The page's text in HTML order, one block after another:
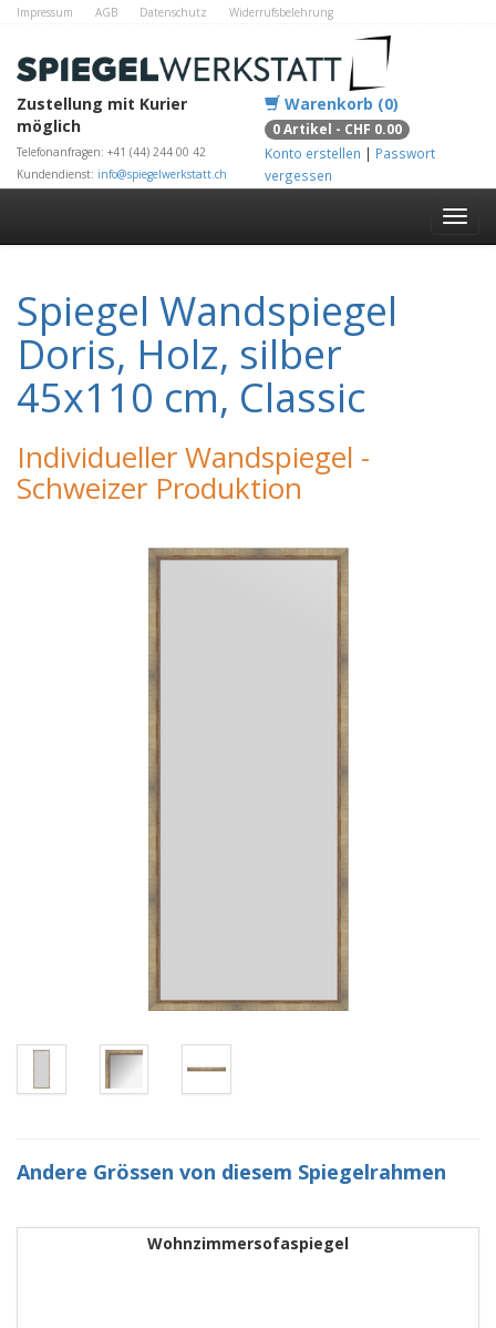
Impressum AGB Datenschutz
Widerrufsbelehrung
Zustellung mit Kurier
möglich
Telefonanfragen: +41 (44) 244 00 42
Kundendienst: info@spiegelwerkstatt.ch
Warenkorb (0)
0 Artikel - CHF 0.00
Konto erstellen | Passwort
vergessen
Spiegel Wandspiegel
Doris, Holz, silber
45x110 cm, Classic
Individueller Wandspiegel -
Schweizer Produktion
Andere Grössen von diesem Spiegelrahmen
Wohnzimmersofaspiegel